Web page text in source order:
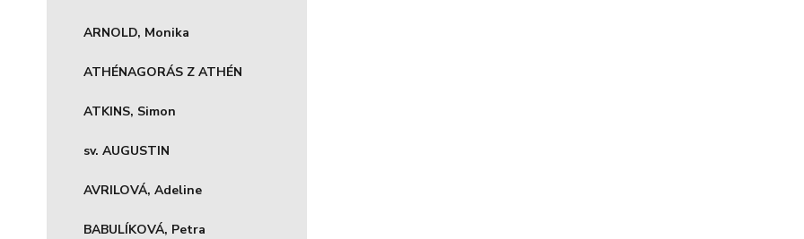
ARNOLD, Monika
ATHÉNAGORÁS Z ATHÉN
ATKINS, Simon
sv. AUGUSTIN
AVRILOVÁ, Adeline
BABULÍKOVÁ, Petra